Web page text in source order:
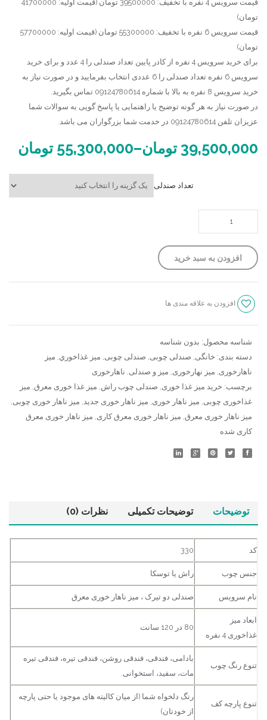
قیمت سرویس 4 نفره با تخفیف: 39500000 تومان (قیمت اولیه: 41700000
تومان)
قیمت سرویس 6 نفره با تخفیف: 55300000 تومان (قیمت اولیه: 57700000
تومان)
برای خرید سرویس 4 نفره از کادر پایین تعداد صندلی را 4 عدد و برای خرید
سرویس 6 نفره تعداد صندلی را 6 عددی انتخاب بفرمایید و در صورت نیاز به
خرید سرویس 8 نفره به بالا با شماره 09124780614 تماس بگیرید.
در صورت نیاز به هر گونه توضیح یا راهنمایی یا پاسخ گویی به سوالات شما
عزیزان تلفن 09124780614 در خدمت شما بزرگواران می باشد.
39,500,000 تومان–
55,300,000 تومان
تعداد صندلی
چوبی
دو
تیرک
ناهار
افزودن به سبد خرید
افزودن به علاقه مندی ها
شناسه محصول: بدون شناسه
دسته بندی: خانگی صندلی چوبی صندلی چوبی ميز غذاخوري میز
ناهارخوری میز نهارخوری میز و صندلی ناهارخوری
برچسب: خرید میز غذا خوری صندلی چوب راش میز غذا خوری معرق میز
غذاخوری چوبی میز ناهار خوری میز ناهار خوری جدید میز ناهار خوری چوبی
میز ناهار خوری معرق میز ناهار خوری معرق کاری میز ناهار خوری معرق
کاری شده
توضیحات توضیحات تکمیلی نظرات (0)
کد 330
جنس چوب راش یا توسکا
نام سرویس صندلی دو تیرک ، میز ناهار خوری معرق
ابعاد میز
غذاخوری 4 نفره
80 در 120 سانت
تنوع رنگ چوب
بادامی، فندقی، فندقی روشن، فندقی تیره، فندقی تیره
مات، سفید، استخوانی.
تنوع پارچه کف
رنگ دلخواه شما (از میان کالیته های موجود یا حتی پارچه
از خودتان)